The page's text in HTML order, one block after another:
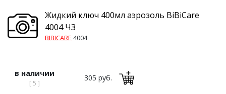
Жидкий ключ 400мл аэрозоль BiBiCare
4004 ЧЗ
BIBICARE 4004
в наличии
[ 5 ]
305 руб.